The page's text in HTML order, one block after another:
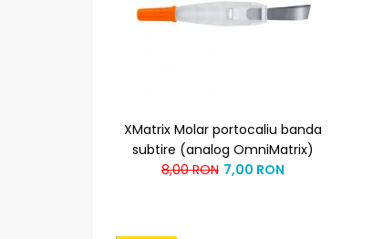
XMatrix Molar portocaliu banda
subtire (analog OmniMatrix)
8,00 RON 7,00 RON